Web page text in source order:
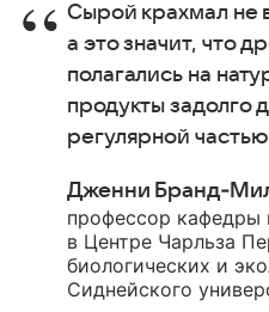
Сырой крахмал не
а это значит, что
полагались на
продукты задолго
регулярной
Дженни
профессор кафедры
в Центре Чарльза
биологических и
Сиднейского